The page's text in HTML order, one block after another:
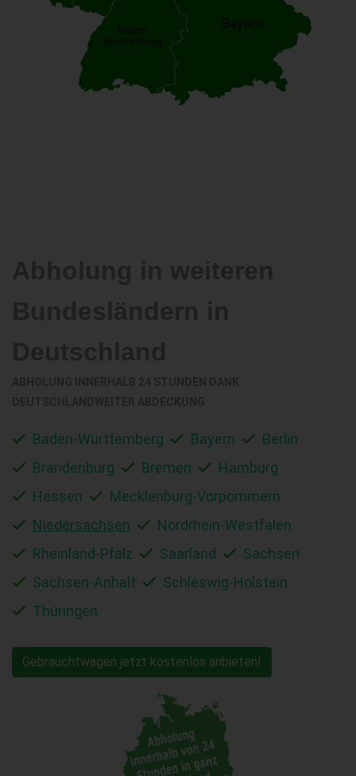
Baden-Württemberg Bayern
Berlin
Brandenburg
Bremen
Hamburg
Hessen
Mecklenburg-Vorpommern
Niedersachsen
Nordrhein-Westfalen
Rheinland-Pfalz
Saarland
Sachsen
Sachsen-Anhalt
Schleswig-Holstein
Thüringen
Gebrauchtwagen jetzt kostenlos anbieten!